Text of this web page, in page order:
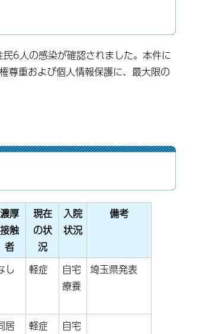
6人の感染が確認されました。本件に
尊重および個人情報保護に、最大限の
濃厚
接触
者
現在
の状
況
入院
状況
備考
し 軽症
自宅
療養
埼玉県発表
居
軽症
自宅